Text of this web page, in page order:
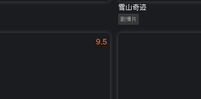
雪山奇迹
剧情片
9.5